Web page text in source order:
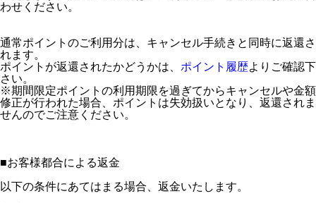
わせください。
通常ポイントのご利用分は、キャンセル手続きと同時に返還さ
れます。
ポイントが返還されたかどうかは、 ポイント履歴よりご確認下
さい。
※期間限定ポイントの利用期限を過ぎてからキャンセルや金額
修正が行われた場合、ポイントは失効扱いとなり、返還されま
せんのでご注意ください。
■お客様都合による返金
以下の条件にあてはまる場合、返金いたします。